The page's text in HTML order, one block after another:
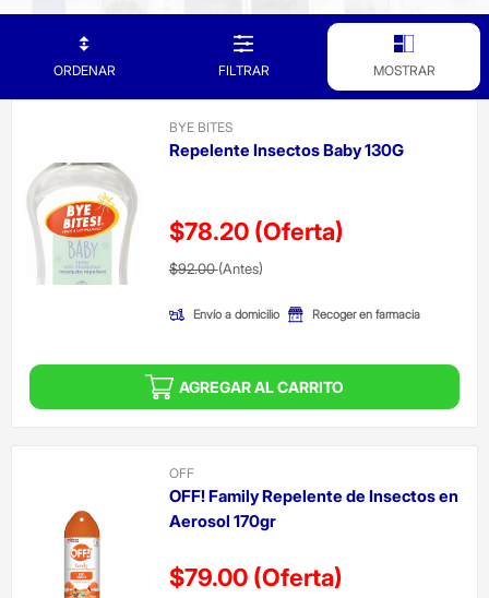
ORDENAR FILTRAR MOSTRAR
BYE BITES
Repelente Insectos Baby 130G
$78.20 (Oferta)
Precio reducido de
$92.00(Antes)(Oferta)
Envío a domicilio Recoger en farmacia
AGREGAR AL CARRITO
OFF
OFF! Family Repelente de Insectos en
Aerosol 170gr
$79.00 (Oferta)